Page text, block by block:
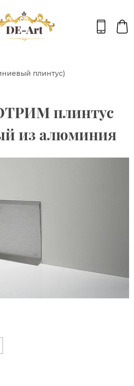
плинтус)
плинтус
из алюминия